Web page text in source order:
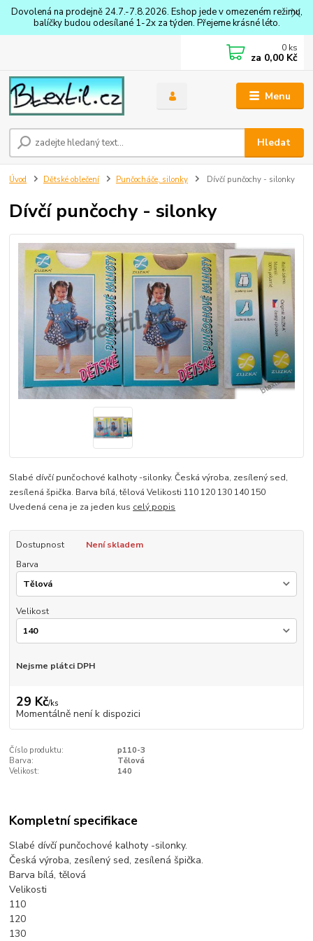
Dovolená na prodejně 24.7.-7.8.2026. Eshop jede v omezeném režimu,
balíčky budou odesílané 1-2x za týden. Přejeme krásné léto.
Menu
Hledat
0 ks
za 0,00 Kč
Úvod Dětské oblečení Punčocháče, silonky Dívčí punčochy - silonky
Dívčí punčochy - silonky
Slabé dívčí punčochové kalhoty -silonky. Česká výroba, zesílený sed,
zesílená špička. Barva bílá, tělová Velikosti 110 120 130 140 150
Uvedená cena je za jeden kus celý popis
Dostupnost
Není skladem
Barva
Velikost
Nejsme plátci DPH
29 Kč/ks
Momentálně není k dispozici
Číslo produktu:
p110-3
Barva:
Tělová
Velikost:
140
Kompletní specifikace
Slabé dívčí punčochové kalhoty -silonky.
Česká výroba, zesílený sed, zesílená špička.
Barva bílá, tělová
Velikosti
110
120
130